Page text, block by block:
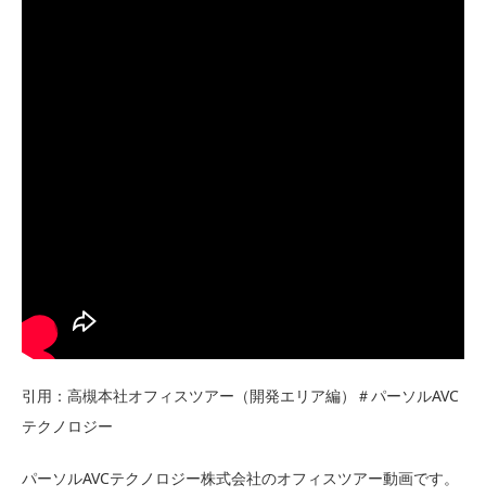
引用：高槻本社オフィスツアー（開発エリア編）＃パーソルAVC
テクノロジー
パーソルAVCテクノロジー株式会社のオフィスツアー動画です。